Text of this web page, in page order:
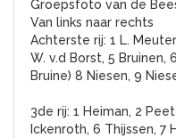
Groepsfoto van de
Van links naar rechts
Achterste rij: 1 L.
W. v.d Borst, 5 Bruinen,
Bruine) 8 Niesen, 9
3de rij: 1 Heiman, 2
Ickenroth, 6 Thijssen, 7